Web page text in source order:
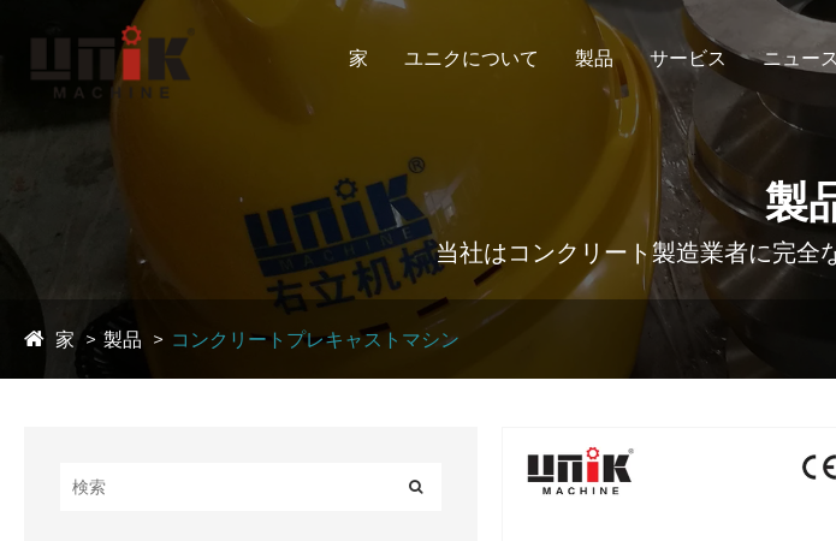
家 ユニクについて 製品 サービス ニュース
製
当社はコンクリート製造業者に完全
家 製品 コンクリートプレキャストマシン